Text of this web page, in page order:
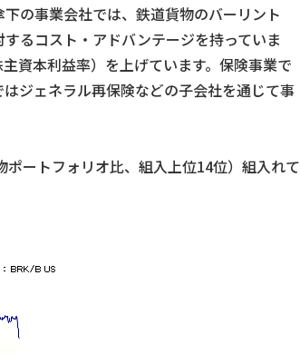
の事業会社では、鉄道貨物のバーリント
るコスト・アドバンテージを持っていま
資本利益率）を上げています。保険事業で
ジェネラル再保険などの子会社を通じて事
ートフォリオ比、組入上位14位）組入れて